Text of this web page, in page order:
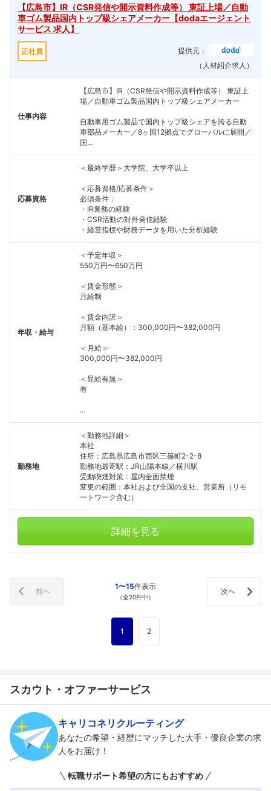
【広島市】IR（CSR発信や開示資料作成等） 東証上場／自動
車ゴム製品国内トップ級シェアメーカー【dodaエージェント
サービス 求人】
正社員
提供元：
（人材紹介求人）
仕事内容
【広島市】IR（CSR発信や開示資料作成等） 東証上
場／自動車ゴム製品国内トップ級シェアメーカー
自動車用ゴム製品で国内トップ級シェアを誇る自動
車部品メーカー／8ヶ国12拠点でグローバルに展開／
国...
応募資格
＜最終学歴＞大学院、大学卒以上
＜応募資格/応募条件＞
必須条件：
・IR業務の経験
・CSR活動の対外発信経験
・経営指標や財務データを用いた分析経験
年収・給与
＜予定年収＞
550万円〜650万円
＜賃金形態＞
月給制
＜賃金内訳＞
月額（基本給）：300,000円〜382,000円
＜月給＞
300,000円〜382,000円
＜昇給有無＞
有
...
勤務地
＜勤務地詳細＞
本社
住所：広島県広島市西区三篠町2-2-8
勤務地最寄駅：JR山陽本線／横川駅
受動喫煙対策：屋内全面禁煙
変更の範囲：本社および全国の支社、営業所（リモ
ートワーク含む）
詳細を見る
1〜15件表示
（全20件中）
前へ 次へ
1 2
スカウト・オファーサービス
キャリコネリクルーティング
あなたの希望・経歴にマッチした大手・優良企業の求
人をお届け！
転職サポート希望の方にもおすすめ